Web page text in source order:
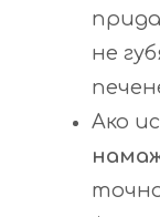
не
Ако